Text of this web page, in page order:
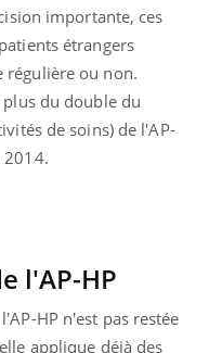
importante, ces
étrangers
régulière ou non.
du double du
de soins) de l'AP-
2014.
l'AP-HP
HP n'est pas restée
applique déjà des